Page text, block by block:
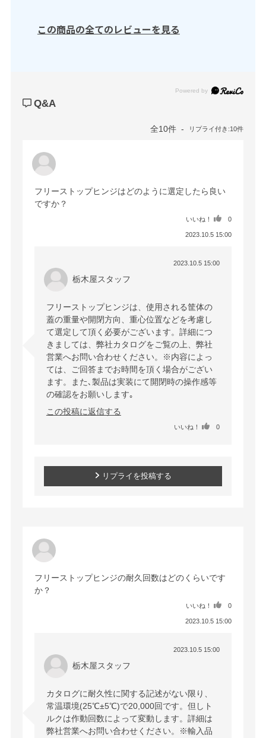
この商品の全てのレビューを見る
Powered by
Q&A
全10件 リプライ付き:10件
フリーストップヒンジはどのように選定したら良い
ですか？
いいね！ 0
2023.10.5 15:00
2023.10.5 15:00
栃木屋スタッフ
フリーストップヒンジは、使用される筐体の
蓋の重量や開閉方向、重心位置などを考慮し
て選定して頂く必要がございます。詳細につ
きましては、弊社カタログをご覧の上、弊社
営業へお問い合わせください。※内容によっ
ては、ご回答までお時間を頂く場合がござい
ます。また､製品は実装にて開閉時の操作感等
の確認をお願いします｡
この投稿に返信する
いいね！ 0
リプライを投稿する
フリーストップヒンジの耐久回数はどのくらいです
か？
いいね！ 0
2023.10.5 15:00
2023.10.5 15:00
栃木屋スタッフ
カタログに耐久性に関する記述がない限り、
常温環境(25℃±5℃)で20,000回です。但しト
ルクは作動回数によって変動します。詳細は
弊社営業へお問い合わせください。※輸入品